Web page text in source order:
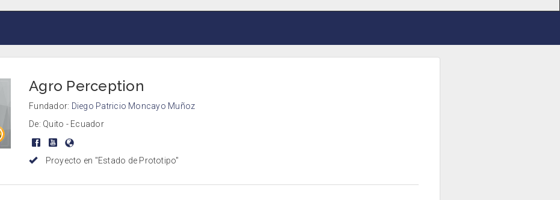
Agro Perception
Fundador: Diego Patricio Moncayo Muñoz
De: Quito - Ecuador
Proyecto en "Estado de Prototipo"